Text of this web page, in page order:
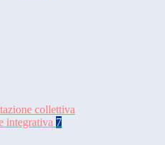
collettiva
integrativa 7